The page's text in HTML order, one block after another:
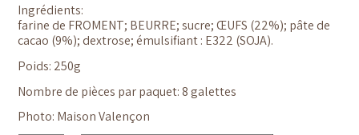
Ingrédients:
farine de FROMENT; BEURRE; sucre; ŒUFS (22%); pâte de
cacao (9%); dextrose; émulsifiant : E322 (SOJA).
Poids: 250g
Nombre de pièces par paquet: 8 galettes
Photo: Maison Valençon